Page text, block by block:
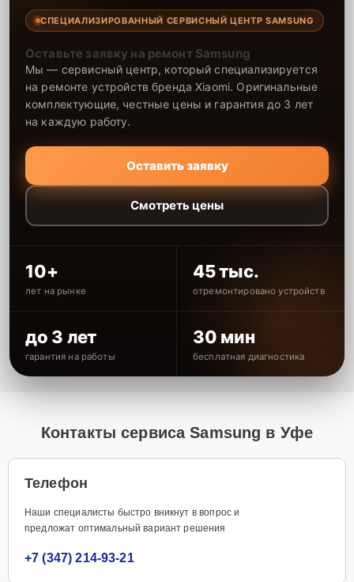
СПЕЦИАЛИЗИРОВАННЫЙ СЕРВИСНЫЙ ЦЕНТР SAMSUNG
Оставьте заявку на ремонт Samsung
Мы — сервисный центр, который специализируется
на ремонте устройств бренда Xiaomi. Оригинальные
комплектующие, честные цены и гарантия до 3 лет
на каждую работу.
Оставить заявку
Смотреть цены
10+
лет на рынке
45 тыс.
отремонтировано устройств
до 3 лет
гарантия на работы
30 мин
бесплатная диагностика
Контакты сервиса Samsung в Уфе
Телефон
Наши специалисты быстро вникнут в вопрос и
предложат оптимальный вариант решения
+7 (347) 214-93-21